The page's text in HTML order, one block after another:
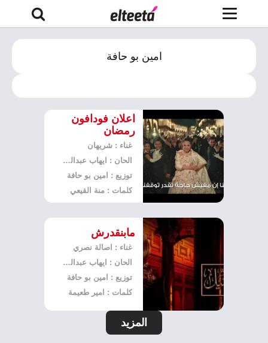
امين بو حافة
اعلان فودافون
رمضان
غناء : شريهان
الحان : ايهاب عبدالواحد
توزيع : امين بو حافة
كلمات : منة القيعي
مابنقدرش
غناء : اصالة نصري
الحان : ايهاب عبدالواحد
توزيع : امين بو حافة
كلمات : امير طعيمة
المزيد